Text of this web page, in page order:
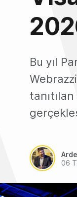
Bu yıl
06